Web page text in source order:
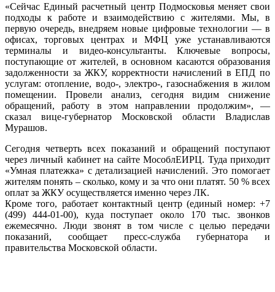
«Сейчас Единый расчетный центр Подмосковья меняет свои
подходы к работе и взаимодействию с жителями. Мы, в
первую очередь, внедряем новые цифровые технологии — в
офисах, торговых центрах и МФЦ уже устанавливаются
терминалы и видео-консультанты. Ключевые вопросы,
поступающие от жителей, в основном касаются образования
задолженности за ЖКУ, корректности начислений в ЕПД по
услугам: отопление, водо-, электро-, газоснабжения в жилом
помещении. Провели анализ, сегодня видим снижение
обращений, работу в этом направлении продолжим», —
сказал вице-губернатор Московской области Владислав
Мурашов.
Сегодня четверть всех показаний и обращений поступают
через личный кабинет на сайте МособлЕИРЦ. Туда приходит
«Умная платежка» с детализацией начислений. Это помогает
жителям понять – сколько, кому и за что они платят. 50 % всех
оплат за ЖКУ осуществляется именно через ЛК.
Кроме того, работает контактный центр (единый номер: +7
(499) 444-01-00), куда поступает около 170 тыс. звонков
ежемесячно. Люди звонят в том числе с целью передачи
показаний, сообщает пресс-служба губернатора и
правительства Московской области.